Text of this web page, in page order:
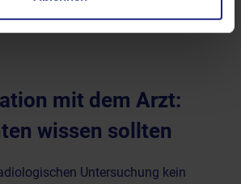
mit dem Arzt:
wissen sollten
Untersuchung kein